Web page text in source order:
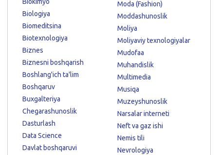
Biologiya
Biomeditsina
Biotexnologiya
Biznes
Biznesni boshqarish
Boshlang'ich ta'lim
Boshqaruv
Buxgalteriya
Chegarashunoslik
Dasturlash
Data Science
Davlat boshqaruvi
Moda (Fashion)
Moddashunoslik
Moliya
Moliyaviy texnologiyalar
Mudofaa
Muhandislik
Multimedia
Musiqa
Muzeyshunoslik
Narsalar interneti
Neft va gaz ishi
Nemis tili
Nevrologiya